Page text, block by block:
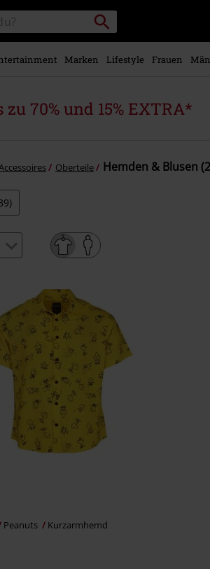
Packstation
suchen
Marken Lifestyle Frauen
zu 70% und 15% EXTRA*
Oberteile Hemden & Blusen
Peanuts Kurzarmhemd